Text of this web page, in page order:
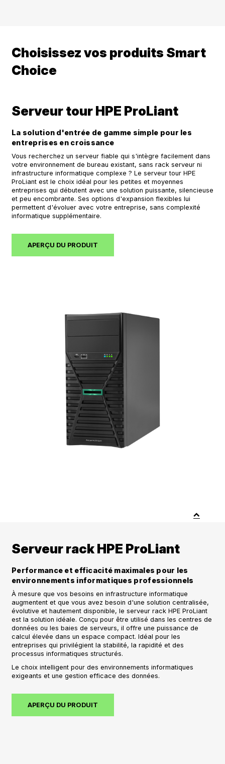
Choisissez vos produits Smart
Choice
Serveur tour HPE ProLiant
La solution d'entrée de gamme simple pour les
entreprises en croissance
Vous recherchez un serveur fiable qui s'intègre facilement dans
votre environnement de bureau existant, sans rack serveur ni
infrastructure informatique complexe ? Le serveur tour HPE
ProLiant est le choix idéal pour les petites et moyennes
entreprises qui débutent avec une solution puissante, silencieuse
et peu encombrante. Ses options d'expansion flexibles lui
permettent d'évoluer avec votre entreprise, sans complexité
informatique supplémentaire.
APERÇU DU PRODUIT
Serveur rack HPE ProLiant
Performance et efficacité maximales pour les
environnements informatiques professionnels
À mesure que vos besoins en infrastructure informatique
augmentent et que vous avez besoin d'une solution centralisée,
évolutive et hautement disponible, le serveur rack HPE ProLiant
est la solution idéale. Conçu pour être utilisé dans les centres de
données ou les baies de serveurs, il offre une puissance de
calcul élevée dans un espace compact. Idéal pour les
entreprises qui privilégient la stabilité, la rapidité et des
processus informatiques structurés.
Le choix intelligent pour des environnements informatiques
exigeants et une gestion efficace des données.
APERÇU DU PRODUIT